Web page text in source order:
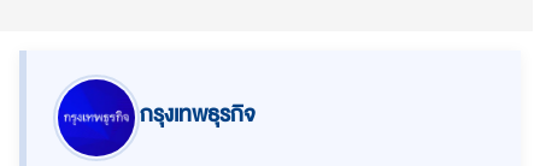
กรุงเทพธุรกิจ